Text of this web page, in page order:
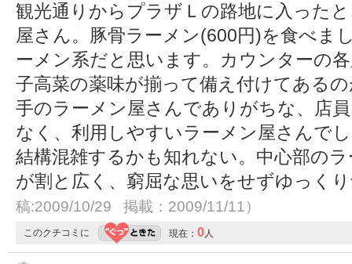
観光通りからプラザＬの路地に入った
屋さん。豚骨ラーメン(600円)を食べま
ーメン系だと思います。カウンターの
子高菜の薬味が揃って備え付けてある
手のラーメン屋さんでありがちな、店
なく、利用しやすいラーメン屋さんで
結構混雑するかも知れない。中心部の
が割と広く、窮屈な思いをせずゆっく
稿:2009/10/29 掲載：2009/11/11）
このクチコミに 現在： 0人